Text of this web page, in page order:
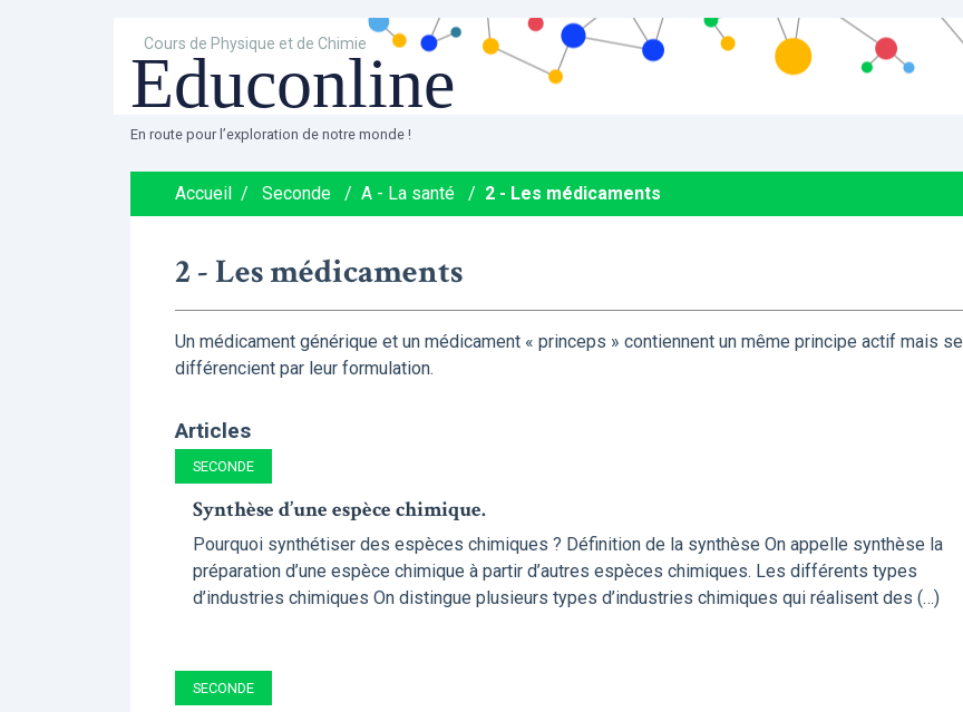
Cours de Physique et de Chimie
Educonline
En route pour l’exploration de notre monde !
Accueil / Seconde / A - La santé / 2 - Les médicaments
2 - Les médicaments
Un médicament générique et un médicament « princeps » contiennent un même principe actif mais se
différencient par leur formulation.
Articles
SECONDE
Synthèse d’une espèce chimique.
Pourquoi synthétiser des espèces chimiques ? Définition de la synthèse On appelle synthèse la
préparation d’une espèce chimique à partir d’autres espèces chimiques. Les différents types
d’industries chimiques On distingue plusieurs types d’industries chimiques qui réalisent des (…)
SECONDE